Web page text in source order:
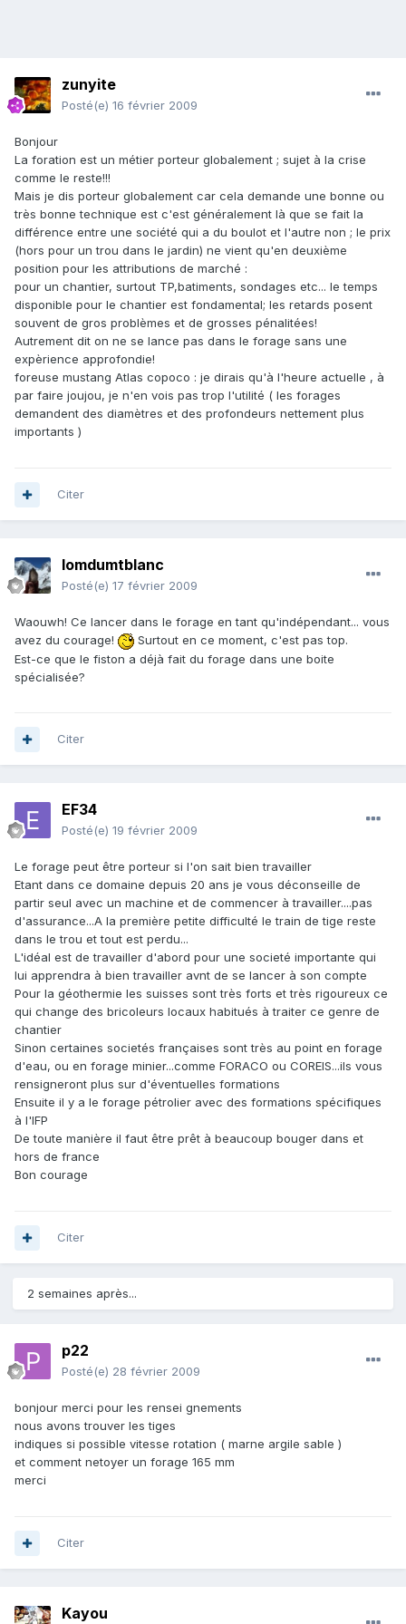
zunyite
Posté(e) 16 février 2009
Bonjour
La foration est un métier porteur globalement ; sujet à la crise
comme le reste!!!
Mais je dis porteur globalement car cela demande une bonne ou
très bonne technique est c'est généralement là que se fait la
différence entre une société qui a du boulot et l'autre non ; le prix
(hors pour un trou dans le jardin) ne vient qu'en deuxième
position pour les attributions de marché :
pour un chantier, surtout TP,batiments, sondages etc... le temps
disponible pour le chantier est fondamental; les retards posent
souvent de gros problèmes et de grosses pénalitées!
Autrement dit on ne se lance pas dans le forage sans une
expèrience approfondie!
foreuse mustang Atlas copoco : je dirais qu'à l'heure actuelle , à
par faire joujou, je n'en vois pas trop l'utilité ( les forages
demandent des diamètres et des profondeurs nettement plus
importants )
Citer
lomdumtblanc
Posté(e) 17 février 2009
Waouwh! Ce lancer dans le forage en tant qu'indépendant... vous
avez du courage!
Surtout en ce moment, c'est pas top.
Est-ce que le fiston a déjà fait du forage dans une boite
spécialisée?
Citer
EF34
Posté(e) 19 février 2009
Le forage peut être porteur si l'on sait bien travailler
Etant dans ce domaine depuis 20 ans je vous déconseille de
partir seul avec un machine et de commencer à travailler....pas
d'assurance...A la première petite difficulté le train de tige reste
dans le trou et tout est perdu...
L'idéal est de travailler d'abord pour une societé importante qui
lui apprendra à bien travailler avnt de se lancer à son compte
Pour la géothermie les suisses sont très forts et très rigoureux ce
qui change des bricoleurs locaux habitués à traiter ce genre de
chantier
Sinon certaines societés françaises sont très au point en forage
d'eau, ou en forage minier...comme FORACO ou COREIS...ils vous
rensigneront plus sur d'éventuelles formations
Ensuite il y a le forage pétrolier avec des formations spécifiques
à l'IFP
De toute manière il faut être prêt à beaucoup bouger dans et
hors de france
Bon courage
Citer
2 semaines après...
p22
Posté(e) 28 février 2009
bonjour merci pour les rensei gnements
nous avons trouver les tiges
indiques si possible vitesse rotation ( marne argile sable )
et comment netoyer un forage 165 mm
merci
Citer
Kayou